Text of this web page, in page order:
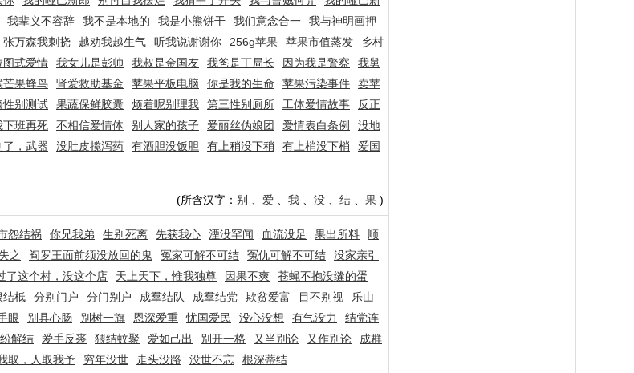
我辈义不容辞 我不是本地的 我是小熊饼干 我们意念合一
我与神明画押
张万森我刺挠 越劝我越生气 听我说谢谢你 256g苹果 苹果市值蒸发
乡村
图式爱情 我女儿是彭帅 我叔是金国友 我爸是丁局长 因为我是警察
我舅
芒果蜂鸟 肾爱救助基金 苹果平板电脑 你是我的生命 苹果污染事件
卖苹
性别测试 果蔬保鲜胶囊 烦着呢别理我 第三性别厕所 工体爱情故事
反正
下班再死 不相信爱情体 别人家的孩子 爱丽丝伪娘团 爱情表白条例
没地
了，武器 没肚皮揽泻药 有酒胆没饭胆 有上稍没下稍 有上梢没下梢
爱国
(所含汉字： 别 爱 我 没 结 果 )
怨结祸 你兄我弟 生别死离 先获我心 湮没罕闻 血流没足 果出所料
顺
之 阎罗王面前须没放回的鬼 冤家可解不可结 冤仇可解不可结
没家亲引
了这个村，没这个店 天上天下，惟我独尊 因果不爽
苍蝇不抱没缝的蛋
结柢 分别门户 分门别户 成羣结队 成羣结党 欺贫爱富 目不别视
乐山
眼 别具心肠 别树一旗 恩深爱重 忧国爱民 没心没想 有气没力
结党连
解结 爱手反裘 猥结蚊聚 爱如己出 别开一格 又当别论 又作别论
成群
取，人取我予 穷年没世 走头没路 没世不忘 根深蒂结